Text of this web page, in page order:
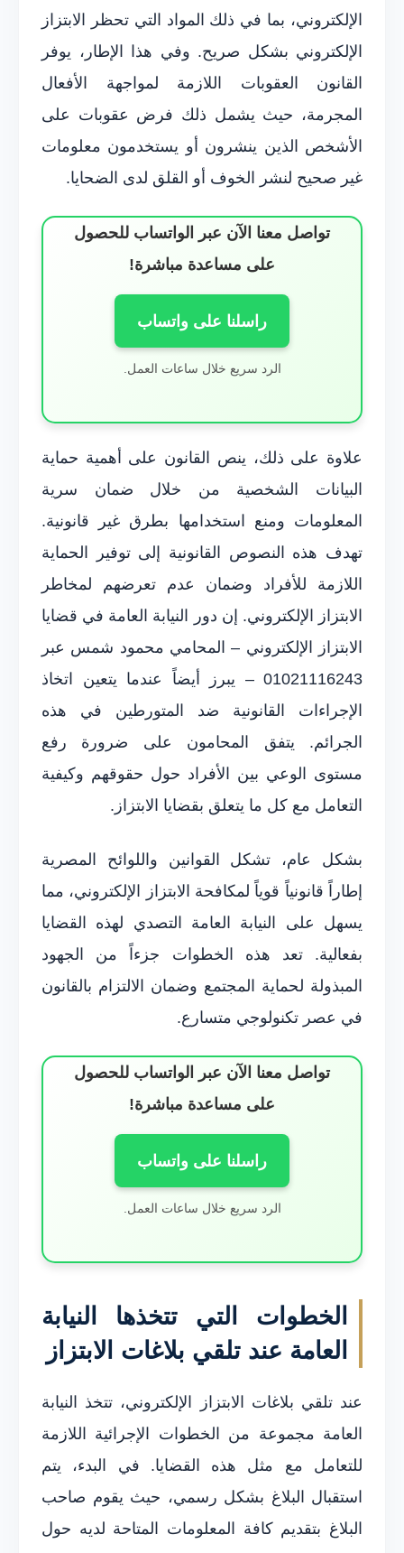
الإلكتروني، بما في ذلك المواد التي تحظر الابتزاز
الإلكتروني بشكل صريح. وفي هذا الإطار، يوفر
القانون العقوبات اللازمة لمواجهة الأفعال
المجرمة، حيث يشمل ذلك فرض عقوبات على
الأشخص الذين ينشرون أو يستخدمون معلومات
غير صحيح لنشر الخوف أو القلق لدى الضحايا.
تواصل معنا الآن عبر الواتساب للحصول
على مساعدة مباشرة!
راسلنا على واتساب
الرد سريع خلال ساعات العمل.
علاوة على ذلك، ينص القانون على أهمية حماية
البيانات الشخصية من خلال ضمان سرية
المعلومات ومنع استخدامها بطرق غير قانونية.
تهدف هذه النصوص القانونية إلى توفير الحماية
اللازمة للأفراد وضمان عدم تعرضهم لمخاطر
الابتزاز الإلكتروني. إن دور النيابة العامة في قضايا
الابتزاز الإلكتروني – المحامي محمود شمس عبر
01021116243 – يبرز أيضاً عندما يتعين اتخاذ
الإجراءات القانونية ضد المتورطين في هذه
الجرائم. يتفق المحامون على ضرورة رفع
مستوى الوعي بين الأفراد حول حقوقهم وكيفية
التعامل مع كل ما يتعلق بقضايا الابتزاز.
بشكل عام، تشكل القوانين واللوائح المصرية
إطاراً قانونياً قوياً لمكافحة الابتزاز الإلكتروني، مما
يسهل على النيابة العامة التصدي لهذه القضايا
بفعالية. تعد هذه الخطوات جزءاً من الجهود
المبذولة لحماية المجتمع وضمان الالتزام بالقانون
في عصر تكنولوجي متسارع.
تواصل معنا الآن عبر الواتساب للحصول
على مساعدة مباشرة!
راسلنا على واتساب
الرد سريع خلال ساعات العمل.
الخطوات التي تتخذها النيابة
العامة عند تلقي بلاغات الابتزاز
عند تلقي بلاغات الابتزاز الإلكتروني، تتخذ النيابة
العامة مجموعة من الخطوات الإجرائية اللازمة
للتعامل مع مثل هذه القضايا. في البدء، يتم
استقبال البلاغ بشكل رسمي، حيث يقوم صاحب
البلاغ بتقديم كافة المعلومات المتاحة لديه حول